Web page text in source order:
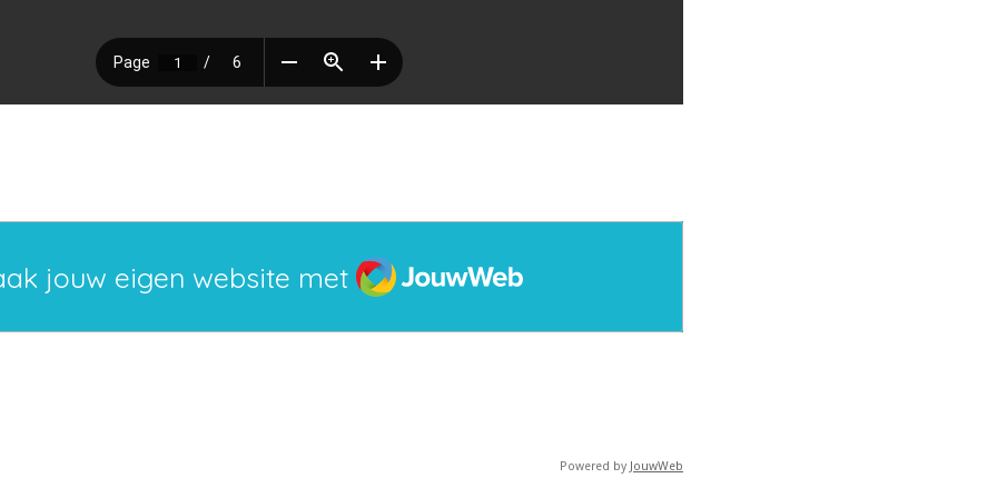
jouw eigen website met JouwWeb
Powered by JouwWeb